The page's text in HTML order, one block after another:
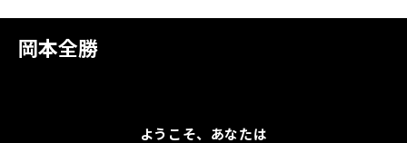
岡本全勝
ようこそ、あなたは